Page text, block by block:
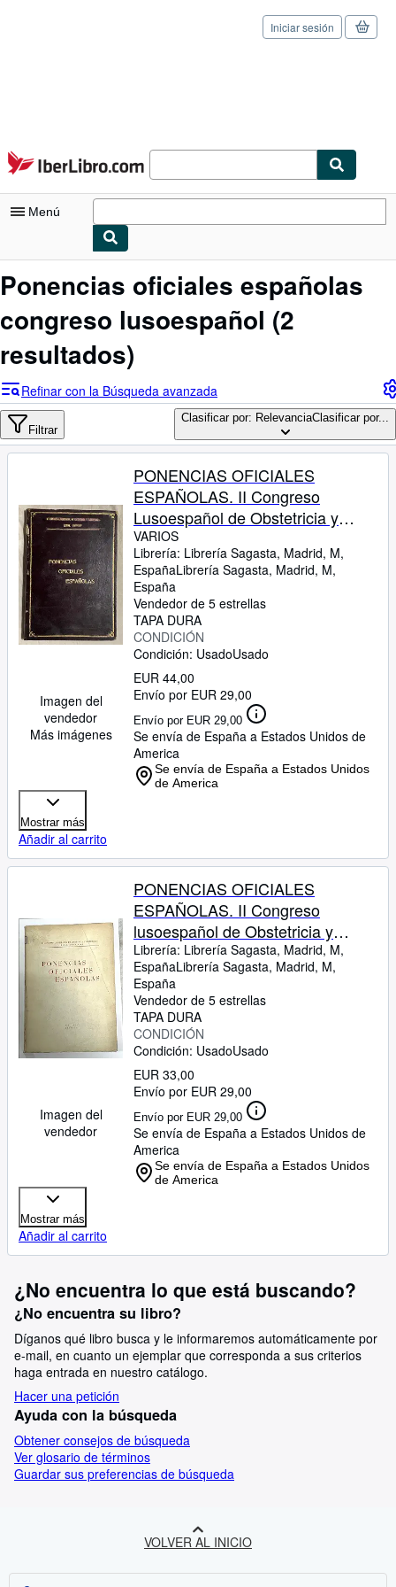
Pasar al contenido principal
IberLibro.com
Iniciar sesión
Menú
Cerrar sesión
Búsqueda avanzada
Colecciones
Libros antiguos
Comenzar a vender
Ayuda
CERRAR
Ponencias oficiales españolas
congreso lusoespañol (2
resultados)
Refinar con la Búsqueda avanzada
Filtrar
Clasificar por: RelevanciaClasificar por...
Imagen del
vendedor
Más imágenes
PONENCIAS OFICIALES
ESPAÑOLAS. II Congreso
Lusoespañol de Obstetricia y
Ginecología. Lisboa, Mayo 1948
VARIOS
Librería: Librería Sagasta, Madrid, M,
EspañaLibrería Sagasta, Madrid, M,
España
Vendedor de 5 estrellas
TAPA DURA
CONDICIÓN
Condición: UsadoUsado
EUR 44,00
Envío por EUR 29,00
Envío por EUR 29,00
Se envía de España a Estados Unidos de
America
Se envía de España a Estados Unidos
de America
Mostrar más
Añadir al carrito
Imagen del
vendedor
PONENCIAS OFICIALES
ESPAÑOLAS. II Congreso
lusoespañol de Obstetricia y
Ginecología, Lisboa, Mayo 1948
Librería: Librería Sagasta, Madrid, M,
EspañaLibrería Sagasta, Madrid, M,
España
Vendedor de 5 estrellas
TAPA DURA
CONDICIÓN
Condición: UsadoUsado
EUR 33,00
Envío por EUR 29,00
Envío por EUR 29,00
Se envía de España a Estados Unidos de
America
Se envía de España a Estados Unidos
de America
Mostrar más
Añadir al carrito
¿No encuentra lo que está buscando?
¿No encuentra su libro?
Díganos qué libro busca y le informaremos automáticamente por
e-mail, en cuanto un ejemplar que corresponda a sus criterios
haga entrada en nuestro catálogo.
Hacer una petición
Ayuda con la búsqueda
Obtener consejos de búsqueda
Ver glosario de términos
Guardar sus preferencias de búsqueda
VOLVER AL INICIO